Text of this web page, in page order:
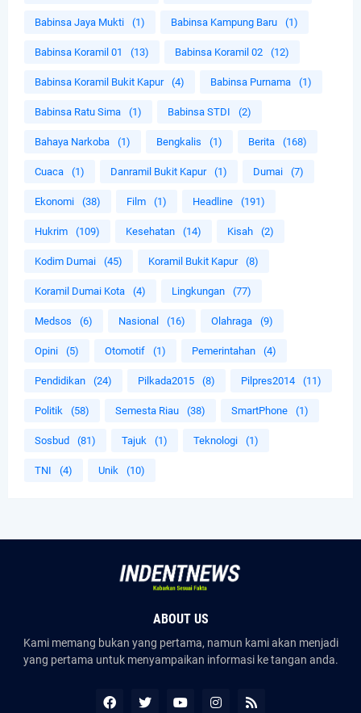
Babinsa Jaya Mukti (1) Babinsa Kampung Baru (1)
Babinsa Koramil 01 (13) Babinsa Koramil 02 (12)
Babinsa Koramil Bukit Kapur (4) Babinsa Purnama (1)
Babinsa Ratu Sima (1) Babinsa STDI (2)
Bahaya Narkoba (1) Bengkalis (1) Berita (168)
Cuaca (1) Danramil Bukit Kapur (1) Dumai (7)
Ekonomi (38) Film (1) Headline (191)
Hukrim (109) Kesehatan (14) Kisah (2)
Kodim Dumai (45) Koramil Bukit Kapur (8)
Koramil Dumai Kota (4) Lingkungan (77)
Medsos (6) Nasional (16) Olahraga (9)
Opini (5) Otomotif (1) Pemerintahan (4)
Pendidikan (24) Pilkada2015 (8) Pilpres2014 (11)
Politik (58) Semesta Riau (38) SmartPhone (1)
Sosbud (81) Tajuk (1) Teknologi (1)
TNI (4) Unik (10)
ABOUT US
Kami memang bukan yang pertama, namun kami akan menjadi
yang pertama untuk menyampaikan informasi ke tangan anda.